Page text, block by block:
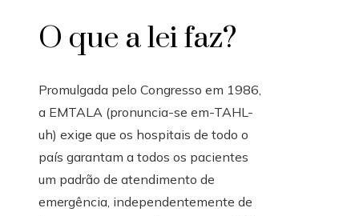
O que a lei faz?
Promulgada pelo Congresso em 1986,
a EMTALA (pronuncia-se em-TAHL-
uh) exige que os hospitais de todo o
país garantam a todos os pacientes
um padrão de atendimento de
emergência, independentemente de